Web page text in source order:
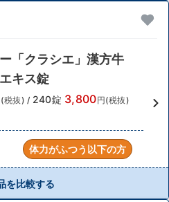
「クラシエ」漢方牛
キス錠
税抜) / 240錠 3,800円(税抜)
体力がふつう以下の方
を比較する